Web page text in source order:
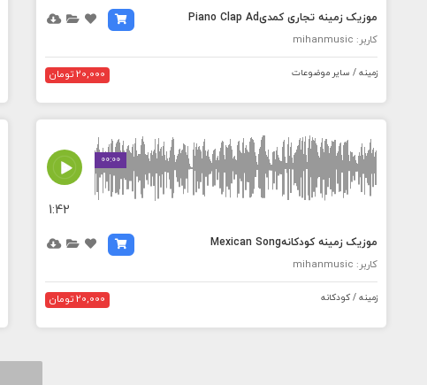
موزیک زمینه تجاری کمدیPiano Clap Ad
کاربر: mihanmusic
زمینه / سایر موضوعات 20,000 تومان
00:00
MEDIA_ELEMENT_ERROR: Empty src attribute
1:42
موزیک زمینه کودکانهMexican Song
کاربر: mihanmusic
زمینه / کودکانه 20,000 تومان